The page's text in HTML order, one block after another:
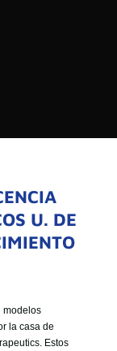
U. DE
modelos
la casa de
Estos